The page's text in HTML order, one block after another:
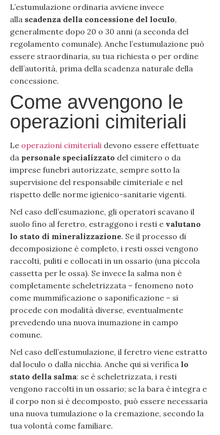
L’estumulazione ordinaria avviene invece
alla scadenza della concessione del loculo,
generalmente dopo 20 o 30 anni (a seconda del
regolamento comunale). Anche l’estumulazione può
essere straordinaria, su tua richiesta o per ordine
dell’autorità, prima della scadenza naturale della
concessione.
Come avvengono le
operazioni cimiteriali
Le operazioni cimiteriali devono essere effettuate
da personale specializzato del cimitero o da
imprese funebri autorizzate, sempre sotto la
supervisione del responsabile cimiteriale e nel
rispetto delle norme igienico-sanitarie vigenti.
Nel caso dell’esumazione, gli operatori scavano il
suolo fino al feretro, estraggono i resti e valutano
lo stato di mineralizzazione. Se il processo di
decomposizione è completo, i resti ossei vengono
raccolti, puliti e collocati in un ossario (una piccola
cassetta per le ossa). Se invece la salma non è
completamente scheletrizzata – fenomeno noto
come mummificazione o saponificazione – si
procede con modalità diverse, eventualmente
prevedendo una nuova inumazione in campo
comune.
Nel caso dell’estumulazione, il feretro viene estratto
dal loculo o dalla nicchia. Anche qui si verifica lo
stato della salma: se è scheletrizzata, i resti
vengono raccolti in un ossario; se la bara è integra e
il corpo non si è decomposto, può essere necessaria
una nuova tumulazione o la cremazione, secondo la
tua volontà come familiare.